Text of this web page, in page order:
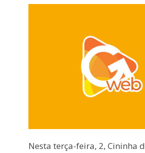
Nesta terça-feira, 2, Cininha